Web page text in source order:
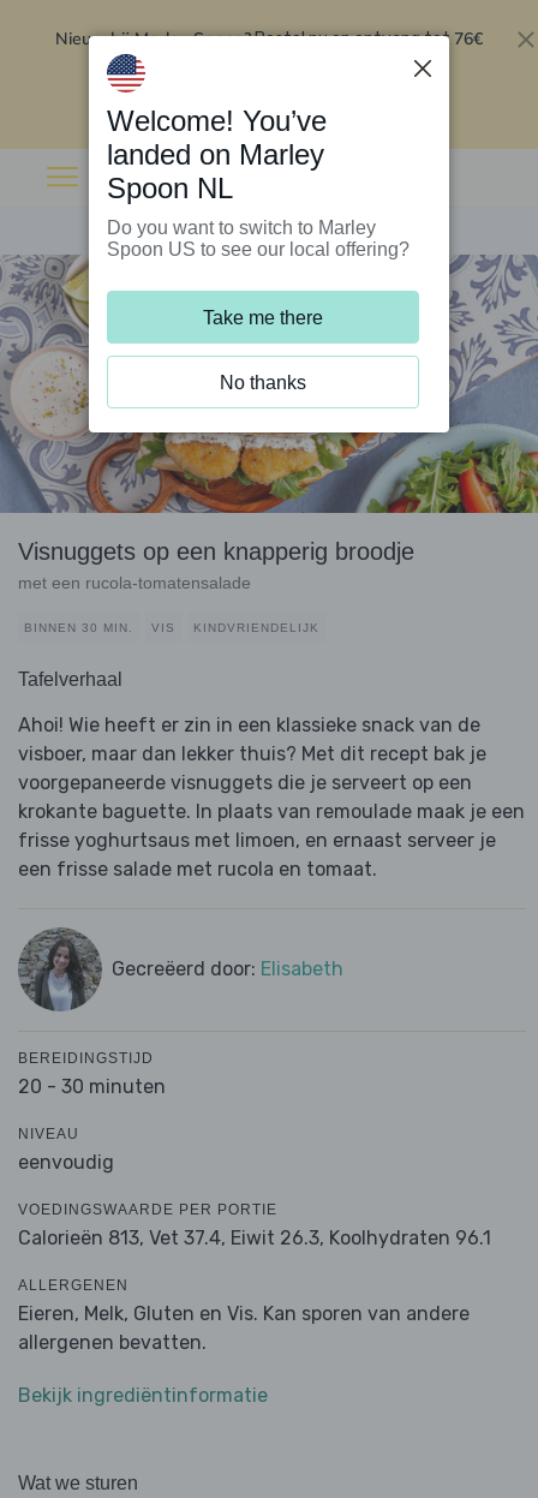
Nieuw bij Marley Spoon?Bestel nu en ontvang tot 76€
Visnuggets op een knapperig broodje
met een rucola-tomatensalade
BINNEN 30 MIN. VIS KINDVRIENDELIJK
Tafelverhaal
Ahoi! Wie heeft er zin in een klassieke snack van de
visboer, maar dan lekker thuis? Met dit recept bak je
voorgepaneerde visnuggets die je serveert op een
krokante baguette. In plaats van remoulade maak je een
frisse yoghurtsaus met limoen, en ernaast serveer je
een frisse salade met rucola en tomaat.
Gecreëerd door: Elisabeth
BEREIDINGSTIJD
20 - 30 minuten
NIVEAU
eenvoudig
VOEDINGSWAARDE PER PORTIE
Calorieën 813, Vet 37.4, Eiwit 26.3, Koolhydraten 96.1
ALLERGENEN
Eieren, Melk, Gluten en Vis. Kan sporen van andere
allergenen bevatten.
Bekijk ingrediëntinformatie
Wat we sturen
Welcome! You’ve
landed on Marley
Spoon NL
Do you want to switch to Marley
Spoon US to see our local offering?
Take me there
No thanks